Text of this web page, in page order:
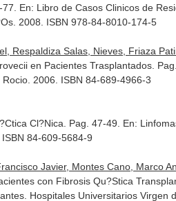
En: Libro de Casos Clinicos de
2008. ISBN 978-84-8010-174-5
Respaldiza Salas, Nieves, Friaza
en Pacientes Trasplantados.
2006. ISBN 84-689-4966-3
Cl?Nica. Pag. 47-49. En:
84-609-5684-9
Javier, Montes Cano, Marco
con Fibrosis Qu?Stica
Hospitales Universitarios